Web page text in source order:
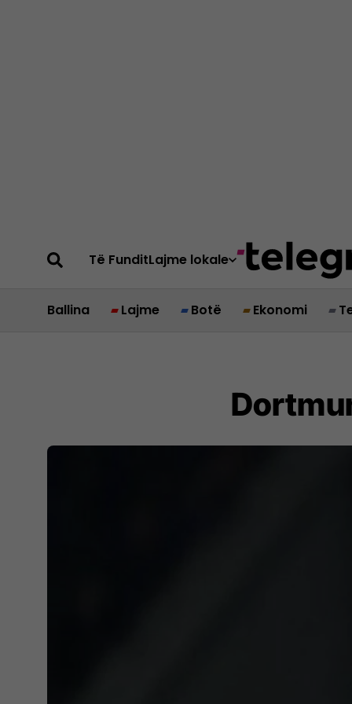
Të FunditLajme lokale
Ballina Lajme Botë Ekonomi